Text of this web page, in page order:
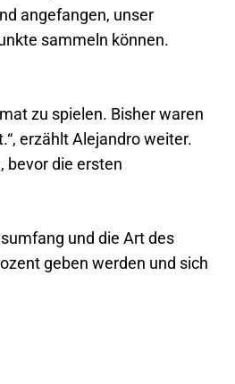
angefangen, unser
sammeln können.
zu spielen. Bisher waren
erzählt Alejandro weiter.
bevor die ersten
und die Art des
geben werden und sich